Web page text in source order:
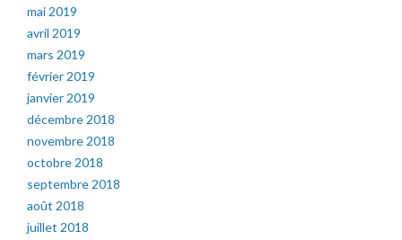
mai 2019
avril 2019
mars 2019
février 2019
janvier 2019
décembre 2018
novembre 2018
octobre 2018
septembre 2018
août 2018
juillet 2018